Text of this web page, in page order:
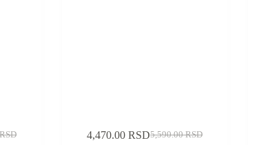
RSD 5,590.00RSD
4,470.00 RSD